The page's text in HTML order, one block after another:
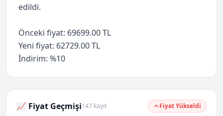
edildi.
Önceki fiyat: 69699.00 TL
Yeni fiyat: 62729.00 TL
İndirim: %10
📈 Fiyat Geçmişi147 kayıt Fiyat Yükseldi